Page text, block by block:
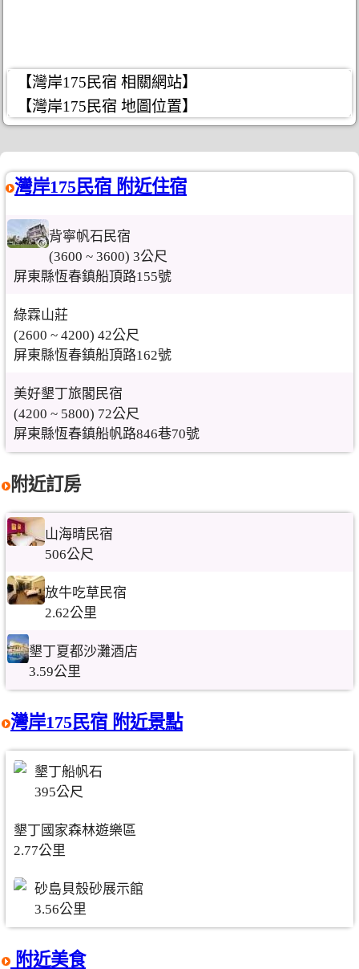
【灣岸175民宿 相關網站】
【灣岸175民宿 地圖位置】
灣岸175民宿 附近住宿
背寧帆石民宿
(3600 ~ 3600) 3公尺
屏東縣恆春鎮船頂路155號
綠霖山莊
(2600 ~ 4200) 42公尺
屏東縣恆春鎮船頂路162號
美好墾丁旅閣民宿
(4200 ~ 5800) 72公尺
屏東縣恆春鎮船帆路846巷70號
附近訂房
山海晴民宿
506公尺
放牛吃草民宿
2.62公里
墾丁夏都沙灘酒店
3.59公里
灣岸175民宿 附近景點
墾丁船帆石
395公尺
墾丁國家森林遊樂區
2.77公里
砂島貝殼砂展示館
3.56公里
附近美食